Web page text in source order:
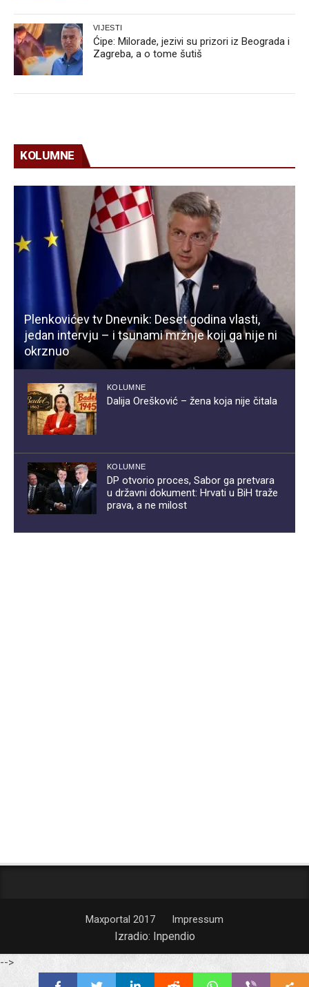
VIJESTI
Ćipe: Milorade, jezivi su prizori iz Beograda i
Zagreba, a o tome šutiš
KOLUMNE
Plenkovićev tv Dnevnik: Deset godina vlasti,
jedan intervju – i tsunami mržnje koji ga nije ni
okrznuo
KOLUMNE
Dalija Orešković – žena koja nije čitala
KOLUMNE
DP otvorio proces, Sabor ga pretvara
u državni dokument: Hrvati u BiH traže
prava, a ne milost
Maxportal 2017 Impressum
Izradio: Inpendio
-->